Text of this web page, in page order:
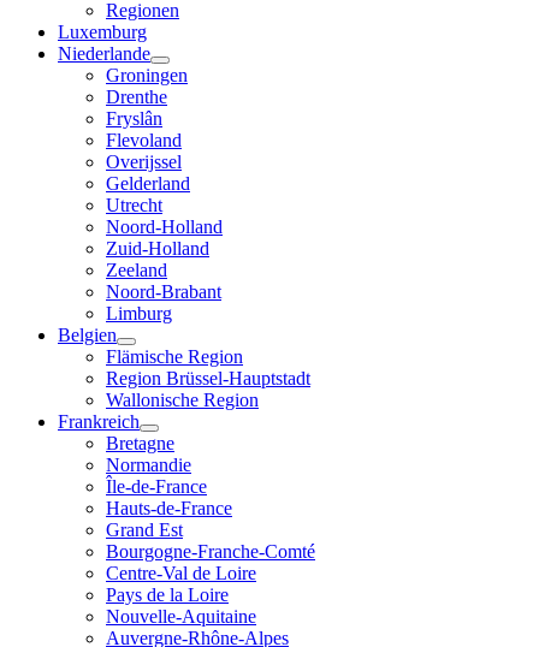
Regionen
Luxemburg
Niederlande
Groningen
Drenthe
Fryslân
Flevoland
Overijssel
Gelderland
Utrecht
Noord-Holland
Zuid-Holland
Zeeland
Noord-Brabant
Limburg
Belgien
Flämische Region
Region Brüssel-Hauptstadt
Wallonische Region
Frankreich
Bretagne
Normandie
Île-de-France
Hauts-de-France
Grand Est
Bourgogne-Franche-Comté
Centre-Val de Loire
Pays de la Loire
Nouvelle-Aquitaine
Auvergne-Rhône-Alpes